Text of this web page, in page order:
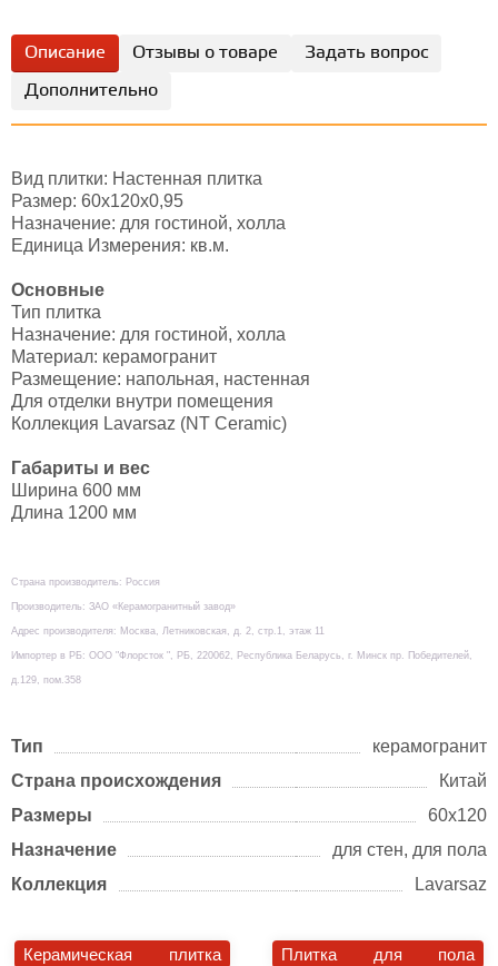
Описание Отзывы о товаре
Задать вопрос
Дополнительно
Вид плитки: Настенная плитка
Размер: 60х120х0,95
Назначение: для гостиной, холла
Единица Измерения: кв.м.
Основные
Тип плитка
Назначение: для гостиной, холла
Материал: керамогранит
Размещение: напольная, настенная
Для отделки внутри помещения
Коллекция Lavarsaz (NT Ceramic)
Габариты и вес
Ширина 600 мм
Длина 1200 мм
Страна производитель: Россия
Производитель: ЗАО «Керамогранитный завод»
Адрес производителя: Москва, Летниковская, д. 2, стр.1, этаж 11
Импортер в РБ: ООО "Флорсток ", РБ, 220062, Республика Беларусь, г. Минск пр. Победителей,
д.129, пом.358
Тип
керамогранит
Страна происхождения
Китай
Размеры
60х120
Назначение
для стен, для пола
Коллекция
Lavarsaz
Керамическая плитка
Плитка для пола